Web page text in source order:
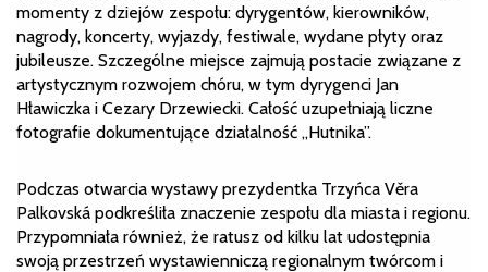
momenty z dziejów zespołu: dyrygentów, kierowników,
nagrody, koncerty, wyjazdy, festiwale, wydane płyty oraz
jubileusze. Szczególne miejsce zajmują postacie związane z
artystycznym rozwojem chóru, w tym dyrygenci Jan
Hławiczka i Cezary Drzewiecki. Całość uzupełniają liczne
fotografie dokumentujące działalność „Hutnika”.
Podczas otwarcia wystawy prezydentka Trzyńca Věra
Palkovská podkreśliła znaczenie zespołu dla miasta i regionu.
Przypomniała również, że ratusz od kilku lat udostępnia
swoją przestrzeń wystawienniczą regionalnym twórcom i